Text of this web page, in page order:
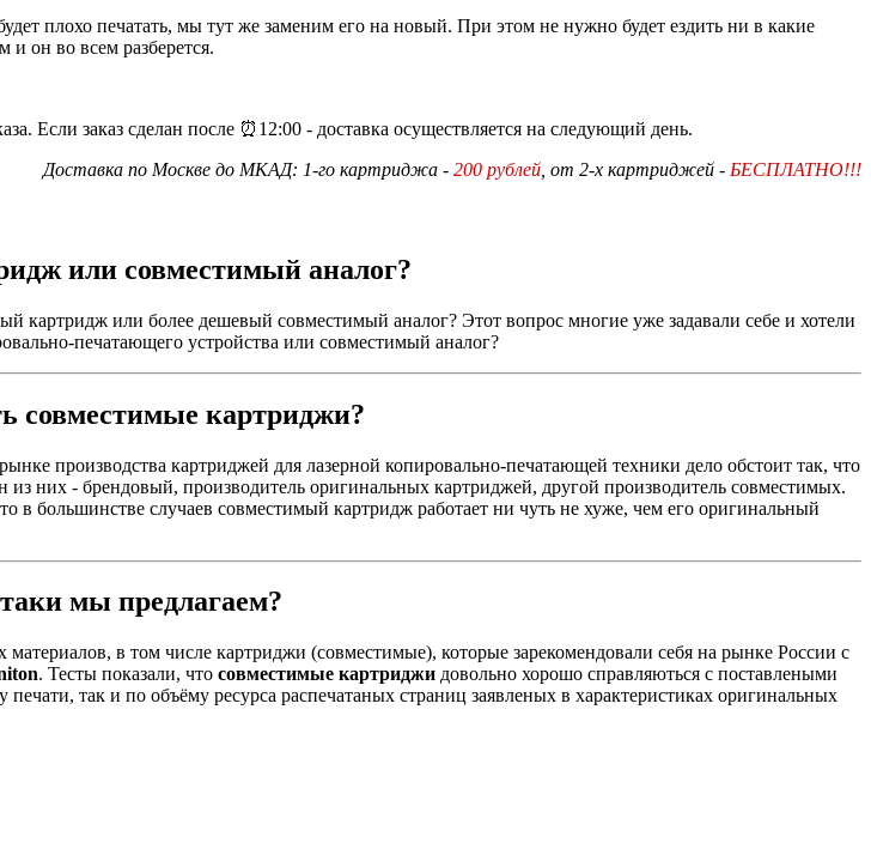
плохо печатать, мы тут же заменим его на новый. При этом не нужно будет ездить ни в какие
он во всем разберется.
Если заказ сделан после ⏰12:00 - доставка осуществляется на следующий день.
Доставка по Москве до МКАД: 1-го картриджа - 200 рублей , от 2-х картриджей - БЕСПЛАТНО!!!
или совместимый аналог?
картридж или более дешевый совместимый аналог? Этот вопрос многие уже задавали себе и хотели
печатающего устройства или совместимый аналог?
совместимые картриджи?
производства картриджей для лазерной копировально-печатающей техники дело обстоит так, что
них - брендовый, производитель оригинальных картриджей, другой производитель совместимых.
большинстве случаев совместимый картридж работает ни чуть не хуже, чем его оригинальный
мы предлагаем?
в том числе картриджи (совместимые), которые зарекомендовали себя на рынке России с
. Тесты показали, что совместимые картриджи довольно хорошо справляються с поставлеными
так и по объёму ресурса распечатаных страниц заявленых в характеристиках оригинальных